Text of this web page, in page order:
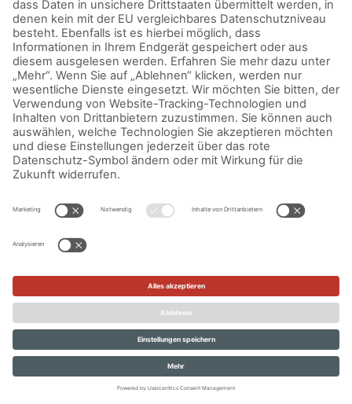
© Aurora Mühlen GmbH - Trettaustraße 49 – D-21107 Hamburg